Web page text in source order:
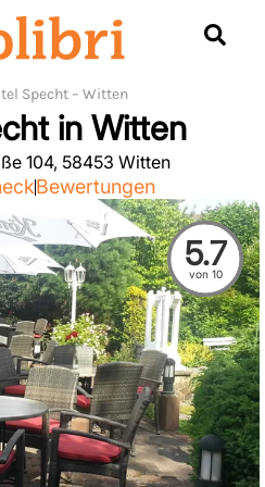
Specht – Witten
in Witten
104, 58453 Witten
Bewertungen
5.7
von 10